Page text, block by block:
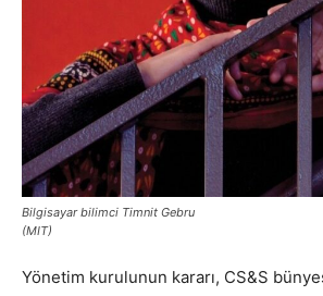
Bilgisayar bilimci Timnit Gebru
(MIT)
Yönetim kurulunun kararı, CS&S